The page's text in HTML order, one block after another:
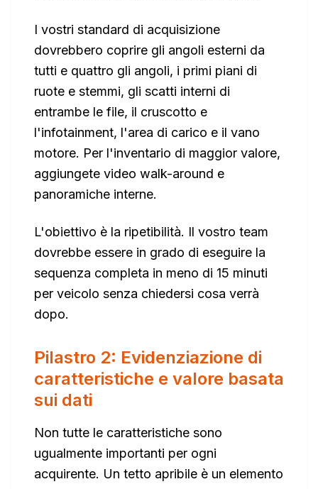
I vostri standard di acquisizione
dovrebbero coprire gli angoli esterni da
tutti e quattro gli angoli, i primi piani di
ruote e stemmi, gli scatti interni di
entrambe le file, il cruscotto e
l'infotainment, l'area di carico e il vano
motore. Per l'inventario di maggior valore,
aggiungete video walk-around e
panoramiche interne.
L'obiettivo è la ripetibilità. Il vostro team
dovrebbe essere in grado di eseguire la
sequenza completa in meno di 15 minuti
per veicolo senza chiedersi cosa verrà
dopo.
Pilastro 2: Evidenziazione di
caratteristiche e valore basata
sui dati
Non tutte le caratteristiche sono
ugualmente importanti per ogni
acquirente. Un tetto apribile è un elemento